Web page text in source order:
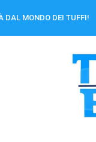
DAL MONDO DEI TUFFI!